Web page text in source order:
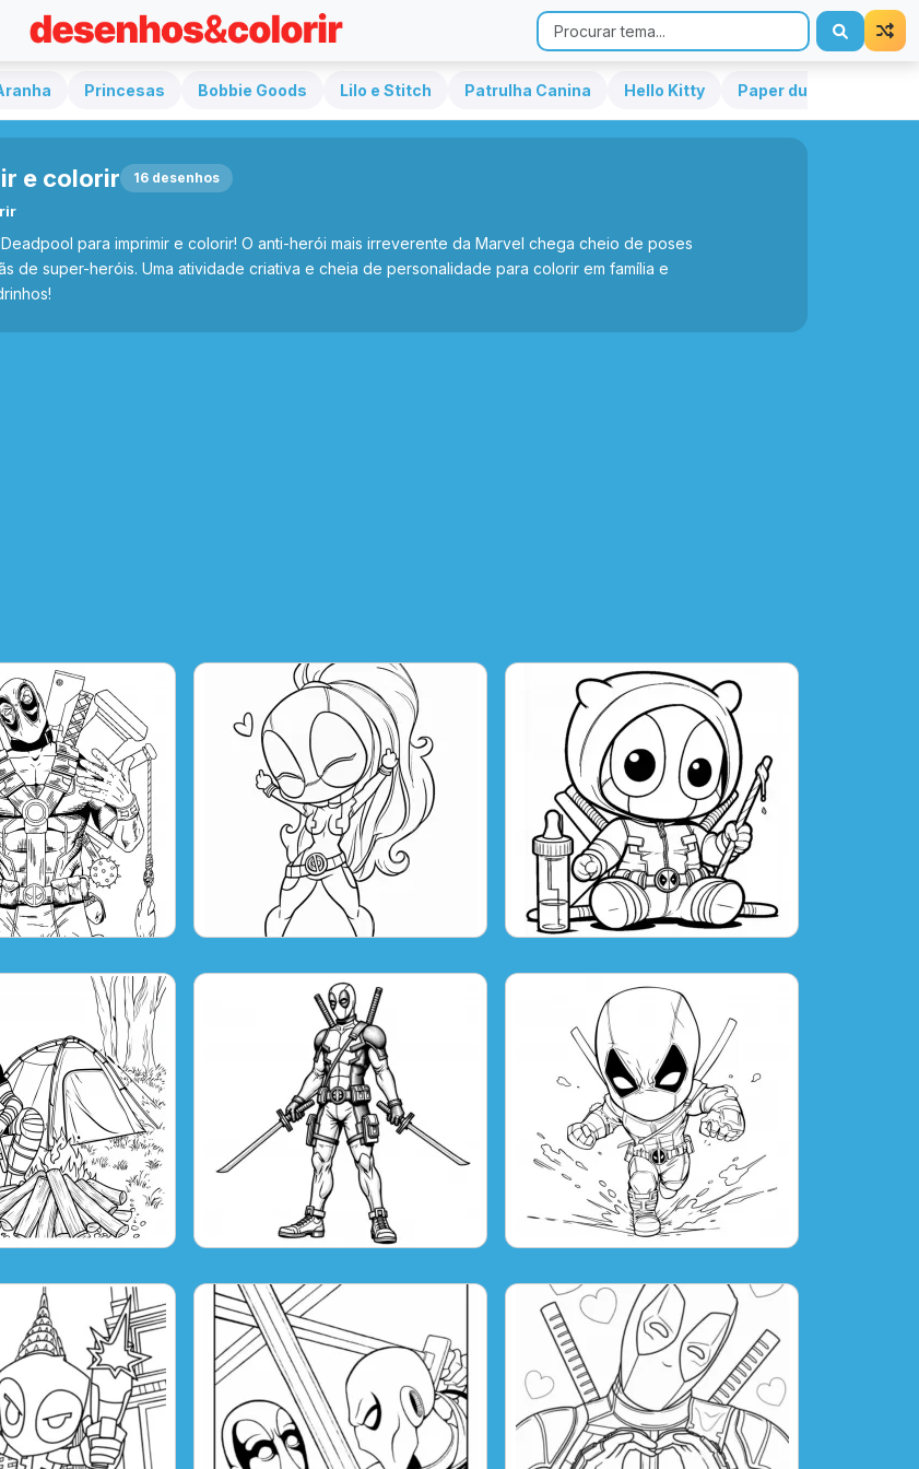
Princesas Bobbie Goods Lilo e Stitch Patrulha Canina Hello Kitty Paper duck
e colorir 16 desenhos
para imprimir e colorir! O anti-herói mais irreverente da Marvel chega cheio de poses
de super-heróis. Uma atividade criativa e cheia de personalidade para colorir em família e